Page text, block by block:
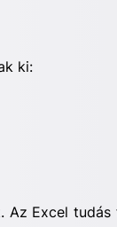
ki:
Az Excel tudás